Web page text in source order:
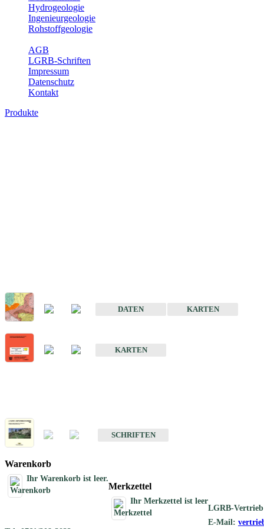
Hydrogeologie
Ingenieurgeologie
Rohstoffgeologie
AGB
LGRB-Schriften
Impressum
Datenschutz
Kontakt
Produkte
DATEN
KARTEN
KARTEN
SCHRIFTEN
Warenkorb
Ihr Warenkorb ist leer.
Merkzettel
Ihr Merkzettel ist leer
LGRB-Vertrieb
E-Mail: